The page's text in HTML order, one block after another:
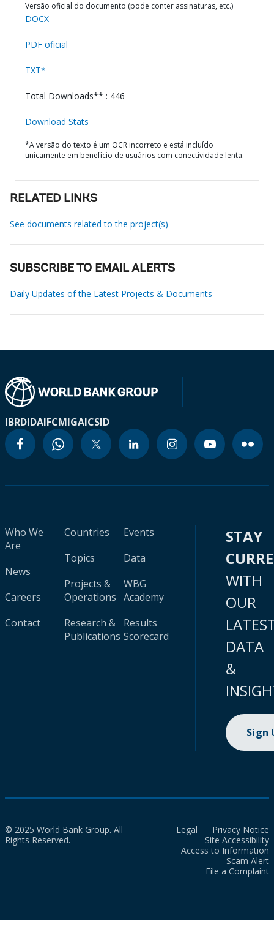
Versão oficial do documento (pode conter assinaturas, etc.)
DOCX
PDF oficial
TXT*
Total Downloads** : 446
Download Stats
*A versão do texto é um OCR incorreto e está incluído
unicamente em benefício de usuários com conectividade lenta.
RELATED LINKS
See documents related to the project(s)
SUBSCRIBE TO EMAIL ALERTS
Daily Updates of the Latest Projects & Documents
IBRDIDAIFCMIGAICSID
Who We
Are
News
Careers
Contact
Countries
Topics
Projects &
Operations
Research &
Publications
Events
Data
WBG
Academy
Results
Scorecard
STAY
WITH
OUR
DATA
&
Sign
© 2025 World Bank Group. All
Rights Reserved.
Legal
Privacy Notice
Site Accessibility
Access to Information
Scam Alert
File a Complaint